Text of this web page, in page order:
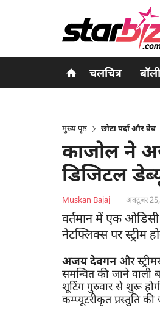
चलचित्र
मुख्य पृष्ठ छोटा पर्दा और वेब
काजोल ने
डिजिटल
Muskan Bajaj | अक्टूबर
वर्तमान में एक
नेटफ्लिक्स पर स्ट्रीम
अजय देवगनऔर
समन्वित की जाने वाली
शूटिंग गुरुवार से शुरू
कम्प्यूटरीकृत प्रस्तुति